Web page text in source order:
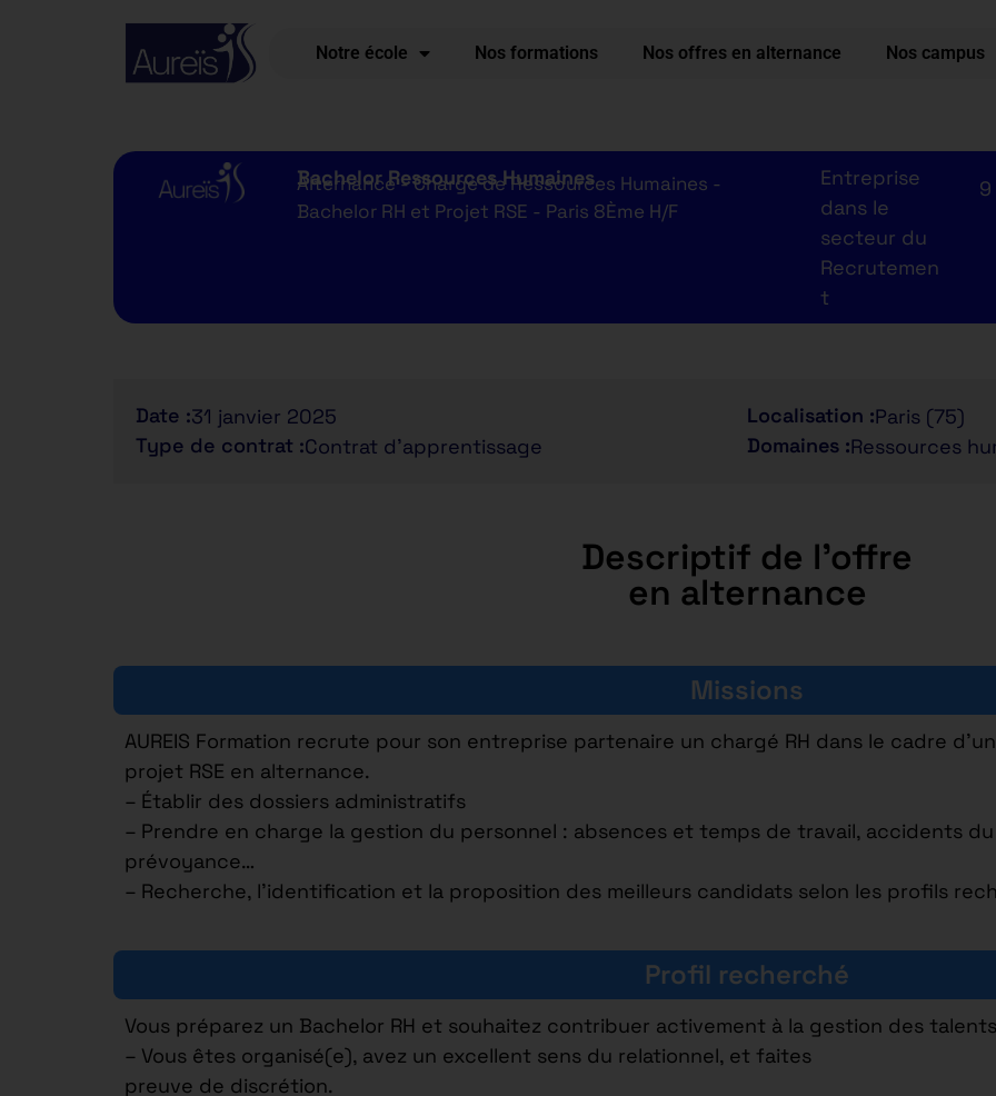
Notre école Nos formations Nos offres en alternance Nos campus
Bachelor Ressources Humaines
Alternance - Chargé de Ressources Humaines -
Bachelor RH et Projet RSE - Paris 8Ème H/F
Entreprise
dans le
secteur du
Recrutemen
t
Date :31 janvier 2025
Type de contrat :Contrat d'apprentissage
Localisation :Paris (75)
Domaines :Ressources
Descriptif de l'offre
en alternance
Missions
AUREIS Formation recrute pour son entreprise partenaire un chargé RH dans le cadre
projet RSE en alternance.
– Établir des dossiers administratifs
– Prendre en charge la gestion du personnel : absences et temps de travail, accidents
prévoyance…
– Recherche, l’identification et la proposition des meilleurs candidats selon les profils
Profil recherché
Vous préparez un Bachelor RH et souhaitez contribuer activement à la gestion des
– Vous êtes organisé(e), avez un excellent sens du relationnel, et faites
preuve de discrétion.